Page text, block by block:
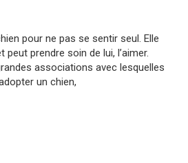
pour ne pas se sentir seul. Elle
prendre soin de lui, l’aimer.
associations avec lesquelles
un chien,